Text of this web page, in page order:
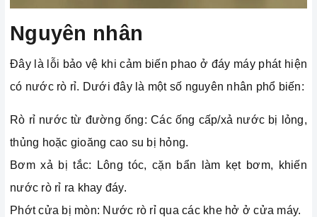
Nguyên nhân
Đây là lỗi bảo vệ khi cảm biến phao ở đáy máy phát hiện
có nước rò rỉ. Dưới đây là một số nguyên nhân phổ biến:
Rò rỉ nước từ đường ống: Các ống cấp/xả nước bị lỏng,
thủng hoặc gioăng cao su bị hỏng.
Bơm xả bị tắc: Lông tóc, cặn bẩn làm kẹt bơm, khiến
nước rò rỉ ra khay đáy.
Phớt cửa bị mòn: Nước rò rỉ qua các khe hở ở cửa máy.